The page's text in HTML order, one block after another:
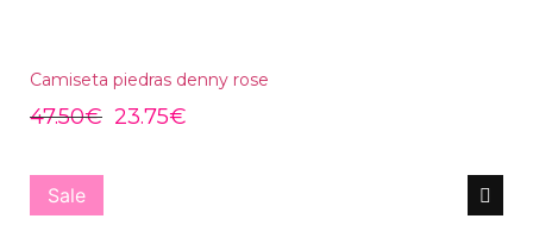
Camiseta piedras denny rose
47.50€ 23.75€
Sale